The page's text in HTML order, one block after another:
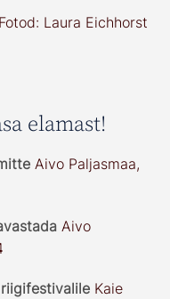
Fotod: Laura Eichhorst
elamast!
Aivo Paljasmaa,
Aivo
Kaie